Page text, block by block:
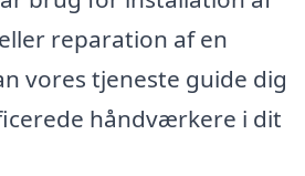
reparation af en
vores tjeneste guide dig
håndværkere i dit